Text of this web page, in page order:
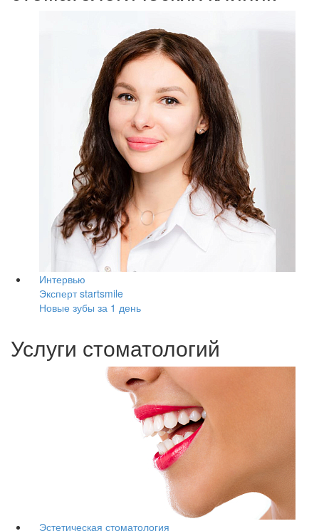
Интервью
Эксперт startsmile
Новые зубы за 1 день
Услуги стоматологий
Эстетическая стоматология